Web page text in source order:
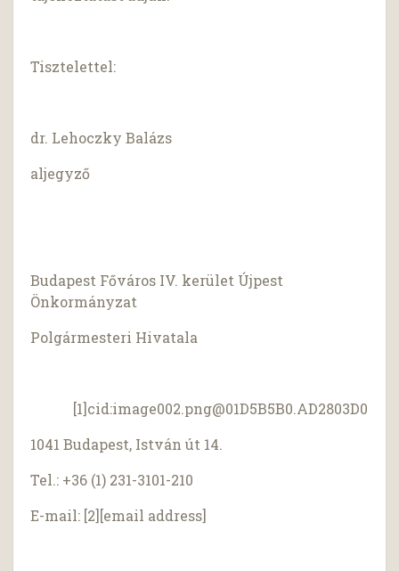
Tisztelettel:
dr. Lehoczky Balázs
aljegyző
Budapest Főváros IV. kerület Újpest
Önkormányzat
Polgármesteri Hivatala
[1]cid:image002.png@01D5B5B0.AD2803D0
1041 Budapest, István út 14.
Tel.: +36 (1) 231-3101-210
E-mail: [2][email address]